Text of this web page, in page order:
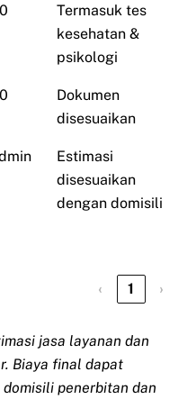
Termasuk tes
kesehatan &
psikologi
Dokumen
disesuaikan
Estimasi
disesuaikan
dengan domisili
‹ 1 ›
jasa layanan dan
Biaya final dapat
penerbitan dan